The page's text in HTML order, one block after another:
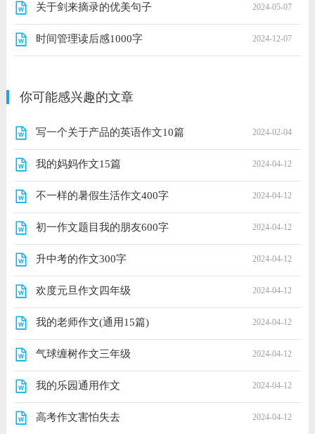
关于剑来摘录的优美句子 2024-05-07
时间管理读后感1000字 2024-12-07
你可能感兴趣的文章
写一个关于产品的英语作文10篇 2024-02-04
我的妈妈作文15篇 2024-04-12
不一样的暑假生活作文400字 2024-04-12
初一作文题目我的朋友600字 2024-04-12
升中考的作文300字 2024-04-12
欢度元旦作文四年级 2024-04-12
我的老师作文(通用15篇) 2024-04-12
气球缠树作文三年级 2024-04-12
我的乐园通用作文 2024-04-12
高考作文害怕失去 2024-04-12